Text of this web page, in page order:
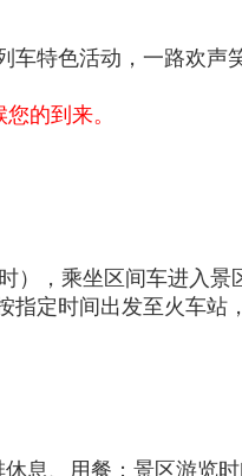
车特色活动，一路欢声
的到来。
），乘坐区间车进入景
定时间出发至火车站
息、用餐；景区游览